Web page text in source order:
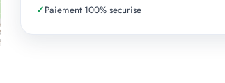
✓Paiement 100% securise